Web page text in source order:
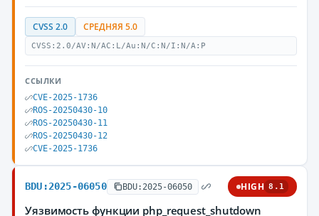
CVSS 2.0 СРЕДНЯЯ 5.0
CVSS:2.0/AV:N/AC:L/Au:N/C:N/I:N/A:P
ССЫЛКИ
CVE-2025-1736
ROS-20250430-10
ROS-20250430-11
ROS-20250430-12
CVE-2025-1736
BDU:2025-06050 BDU:2025-06050 HIGH 8.1
Уязвимость функции php_request_shutdown